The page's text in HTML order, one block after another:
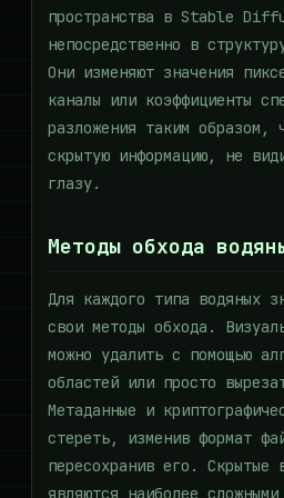
пространства в Stable
непосредственно в
Они изменяют значения
каналы или коэффициенты
разложения таким образом,
скрытую информацию, не
глазу.
Методы обхода
Для каждого типа водяных
свои методы обхода.
можно удалить с помощью
областей или просто
Метаданные и
стереть, изменив формат
пересохранив его. Скрытые
являются наиболее